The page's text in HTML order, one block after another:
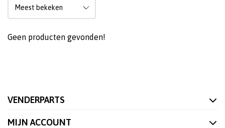
Geen producten gevonden!
VENDERPARTS
MIJN ACCOUNT